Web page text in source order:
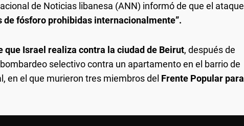
de Noticias libanesa (ANN) informó de que el ataque
de fósforo prohibidas internacionalmente”.
que Israel realiza contra la ciudad de Beirut, después de
selectivo contra un apartamento en el barrio de
en el que murieron tres miembros del Frente Popular para